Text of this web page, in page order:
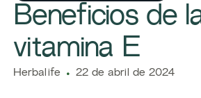
​​Beneficios de
vitamina E
​​Herbalife​ 22 de abril de 2024